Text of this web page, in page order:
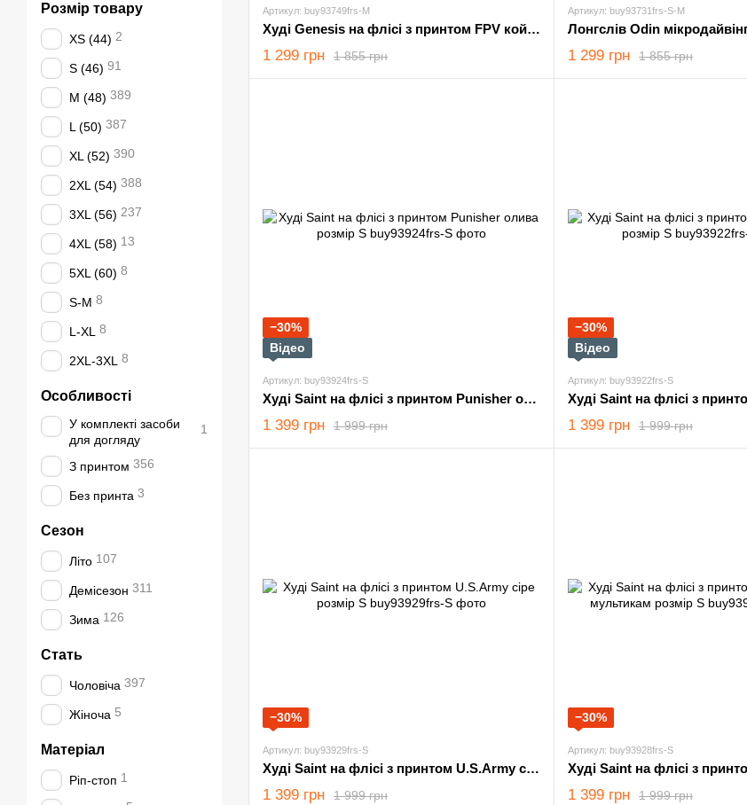
Артикул: buy93749frs-M
Худі Genesis на флісі з принтом FPV койот розмір M
1 855 грн
1 299 грн
Артикул: buy93731frs-S-M
1 855 грн
1 299 грн
−30%
Відео
Артикул: buy93924frs-S
Худі Saint на флісі з принтом Punisher олива розмір S
1 999 грн
1 399 грн
−30%
Відео
Артикул: buy93922frs-S
1 999 грн
1 399 грн
−30%
Артикул: buy93929frs-S
Худі Saint на флісі з принтом U.S.Army сіре розмір S
1 999 грн
1 399 грн
−30%
Артикул: buy93928frs-S
1 999 грн
1 399 грн
Розмір товару
XS (44) 2
S (46) 91
M (48) 389
L (50) 387
XL (52) 390
2XL (54) 388
3XL (56) 237
4XL (58) 13
5XL (60) 8
S-M 8
L-XL 8
2XL-3XL 8
Особливості
У комплекті засоби
для догляду
1
З принтом 356
Без принта 3
Сезон
Літо 107
Демісезон 311
Зима 126
Стать
Чоловіча 397
Жіноча 5
Матеріал
Ріп-стоп 1